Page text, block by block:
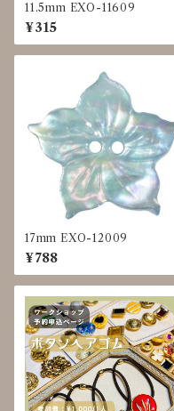
11.5mm EXO-11609
¥315
17mm EXO-12009
¥788